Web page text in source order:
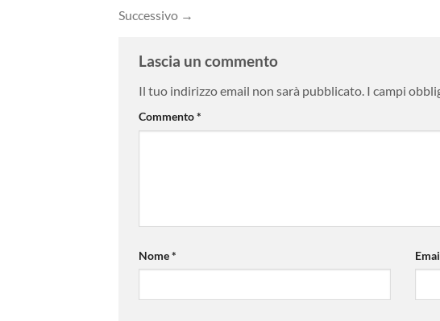
Successivo →
Lascia un commento
Il tuo indirizzo email non sarà pubblicato. I campi
Commento*
Nome*